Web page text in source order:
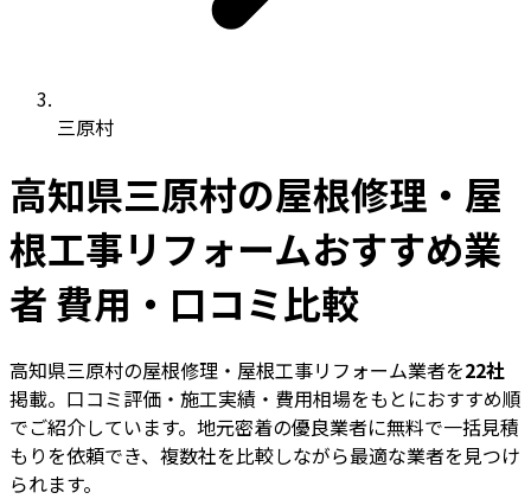
三原村
高知県三原村の屋根修理・屋
根工事リフォームおすすめ業
者 費用・口コミ比較
高知県三原村の屋根修理・屋根工事リフォーム業者を22社
掲載。口コミ評価・施工実績・費用相場をもとにおすすめ順
でご紹介しています。地元密着の優良業者に無料で一括見積
もりを依頼でき、複数社を比較しながら最適な業者を見つけ
られます。